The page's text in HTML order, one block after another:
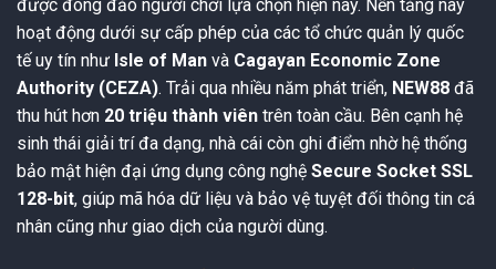
được đông đảo người chơi lựa chọn hiện nay. Nền tảng này
hoạt động dưới sự cấp phép của các tổ chức quản lý quốc
tế uy tín như Isle of Man và Cagayan Economic Zone
Authority (CEZA). Trải qua nhiều năm phát triển, NEW88 đã
thu hút hơn 20 triệu thành viên trên toàn cầu. Bên cạnh hệ
sinh thái giải trí đa dạng, nhà cái còn ghi điểm nhờ hệ thống
bảo mật hiện đại ứng dụng công nghệ Secure Socket SSL
128-bit, giúp mã hóa dữ liệu và bảo vệ tuyệt đối thông tin cá
nhân cũng như giao dịch của người dùng.